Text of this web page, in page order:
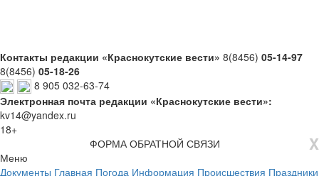
Контакты редакции «Краснокутские вести» 8(8456) 05-14-97
8(8456) 05-18-26
8 905 032-63-74
Электронная почта редакции «Краснокутские вести»:
kv14@yandex.ru
18+
X
ФОРМА ОБРАТНОЙ СВЯЗИ
Меню
Документы Главная Погода Информация Происшествия Праздники